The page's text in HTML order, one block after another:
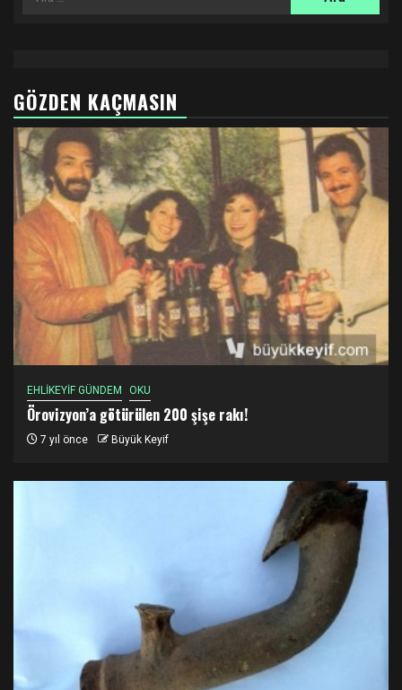
GÖZDEN KAÇMASIN
EHLİKEYİF GÜNDEM OKU
Örovizyon’a götürülen 200 şişe rakı!
7 yıl önce Büyük Keyif